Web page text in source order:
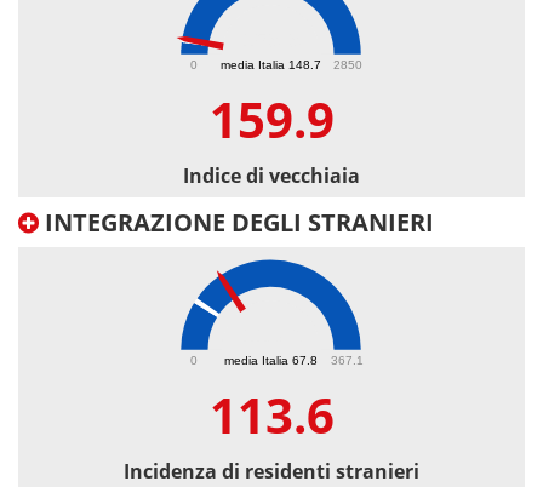
media Italia 148.7
0 2850
159.9
Indice di vecchiaia
INTEGRAZIONE DEGLI STRANIERI
media Italia 67.8
0 367.1
113.6
Incidenza di residenti stranieri